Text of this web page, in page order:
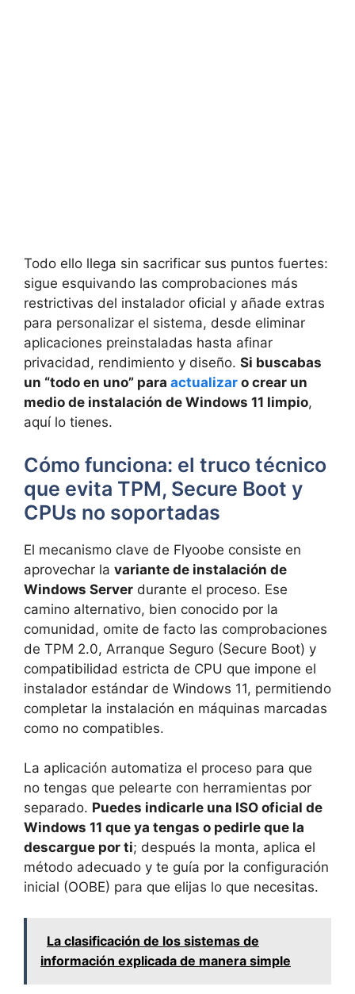
Todo ello llega sin sacrificar sus puntos fuertes:
sigue esquivando las comprobaciones más
restrictivas del instalador oficial y añade extras
para personalizar el sistema, desde eliminar
aplicaciones preinstaladas hasta afinar
privacidad, rendimiento y diseño. Si buscabas
un “todo en uno” para actualizar o crear un
medio de instalación de Windows 11 limpio,
aquí lo tienes.
Cómo funciona: el truco técnico
que evita TPM, Secure Boot y
CPUs no soportadas
El mecanismo clave de Flyoobe consiste en
aprovechar la variante de instalación de
Windows Server durante el proceso. Ese
camino alternativo, bien conocido por la
comunidad, omite de facto las comprobaciones
de TPM 2.0, Arranque Seguro (Secure Boot) y
compatibilidad estricta de CPU que impone el
instalador estándar de Windows 11, permitiendo
completar la instalación en máquinas marcadas
como no compatibles.
La aplicación automatiza el proceso para que
no tengas que pelearte con herramientas por
separado. Puedes indicarle una ISO oficial de
Windows 11 que ya tengas o pedirle que la
descargue por ti; después la monta, aplica el
método adecuado y te guía por la configuración
inicial (OOBE) para que elijas lo que necesitas.
La clasificación de los sistemas de
información explicada de manera simple